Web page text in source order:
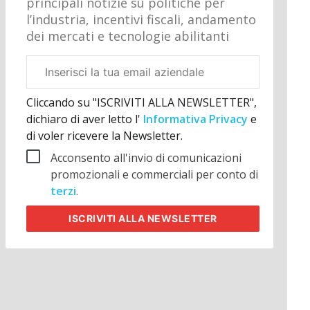
l’industria, incentivi fiscali, andamento
dei mercati e tecnologie abilitanti
aziendale
Cliccando su "ISCRIVITI ALLA NEWSLETTER",
dichiaro di aver letto l' Informativa Privacye
di voler ricevere la Newsletter.
Acconsento all'invio di comunicazioni
promozionali e commerciali per conto di
terzi.
ISCRIVITIALLA NEWSLETTER